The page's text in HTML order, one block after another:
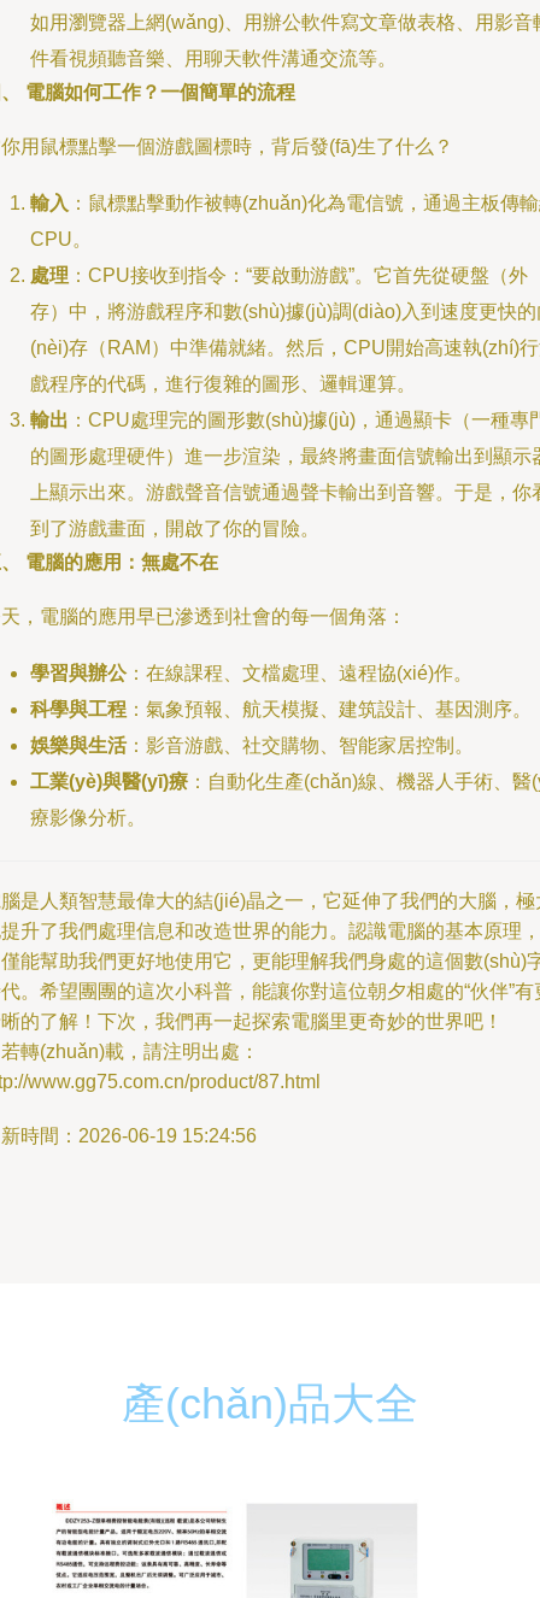
如用瀏覽器上網(wǎng)、用辦公軟件寫文章做表格、用影音
件看視頻聽音樂、用聊天軟件溝通交流等。
電腦如何工作？一個簡單的流程
用鼠標點擊一個游戲圖標時，背后發(fā)生了什么？
輸入 ：鼠標點擊動作被轉(zhuǎn)化為電信號，通過主板傳
CPU。
處理 ：CPU接收到指令：“要啟動游戲”。它首先從硬盤（外
存）中，將游戲程序和數(shù)據(jù)調(diào)入到速度更快的
(nèi)存（RAM）中準備就緒。然后，CPU開始高速執(zhí)
戲程序的代碼，進行復雜的圖形、邏輯運算。
輸出 ：CPU處理完的圖形數(shù)據(jù)，通過顯卡（一種專
的圖形處理硬件）進一步渲染，最終將畫面信號輸出到顯示
上顯示出來。游戲聲音信號通過聲卡輸出到音響。于是，你
到了游戲畫面，開啟了你的冒險。
電腦的應用：無處不在
，電腦的應用早已滲透到社會的每一個角落：
學習與辦公：在線課程、文檔處理、遠程協(xié)作。
科學與工程 ：氣象預報、航天模擬、建筑設計、基因測序。
娛樂與生活：影音游戲、社交購物、智能家居控制。
工業(yè)與醫(yī)療 ：自動化生產(chǎn)線、機器人手術、醫
療影像分析。
是人類智慧最偉大的結(jié)晶之一，它延伸了我們的大腦，極
升了我們處理信息和改造世界的能力。認識電腦的基本原理，
能幫助我們更好地使用它，更能理解我們身處的這個數(shù)
。希望團團的這次小科普，能讓你對這位朝夕相處的“伙伴”有
的了解！下次，我們再一起探索電腦里更奇妙的世界吧！
轉(zhuǎn)載，請注明出處：
www.gg75.com.cn/product/87.html
時間：2026-06-19 15:24:56
產(chǎn)品大全